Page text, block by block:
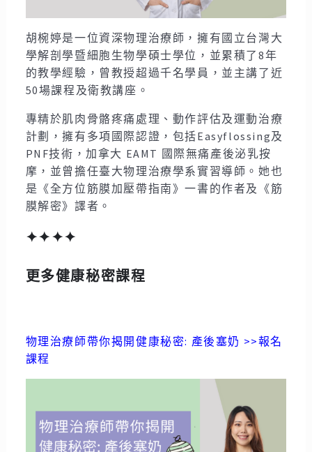
胡椀婷是一位資深物理治療師，擁有國立台灣大
學解剖學暨細胞生物學碩士學位，並累積了8年
的教學經驗，曾教授超過千名學員，並主講了近
50場課程及衛教講座。
專精於肌肉骨骼疼痛處理、動作評估及運動治療
計劃，擁有多項國際認證，包括Easyflossing及
PNF技術，加拿大 EAMT 國際無痛產後泌乳按
摩，並曾擔任臺大物理治療學系實習導師。她也
是《全方位筋膜加壓帶指南》一書的作者及《筋
膜解密》譯者。
✦✦✦✦
更多健康秘密課程
物理治療師帶你揭開健康秘密: 產後塞奶 >>報名
課程